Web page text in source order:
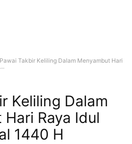
Pawai Takbir Keliling Dalam Menyambut Hari
Keliling Dalam
Raya Idul
1440 H